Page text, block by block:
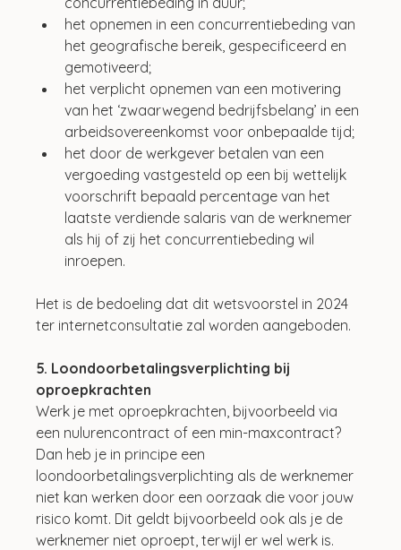
het opnemen in een concurrentiebeding van
het geografische bereik, gespecificeerd en
gemotiveerd;
het verplicht opnemen van een motivering
van het ‘zwaarwegend bedrijfsbelang’ in een
arbeidsovereenkomst voor onbepaalde tijd;
het door de werkgever betalen van een
vergoeding vastgesteld op een bij wettelijk
voorschrift bepaald percentage van het
laatste verdiende salaris van de werknemer
als hij of zij het concurrentiebeding wil
inroepen.
Het is de bedoeling dat dit wetsvoorstel in 2024
ter internetconsultatie zal worden aangeboden.
5. Loondoorbetalingsverplichting bij
oproepkrachten
Werk je met oproepkrachten, bijvoorbeeld via
een nulurencontract of een min-maxcontract?
Dan heb je in principe een
loondoorbetalingsverplichting als de werknemer
niet kan werken door een oorzaak die voor jouw
risico komt. Dit geldt bijvoorbeeld ook als je de
werknemer niet oproept, terwijl er wel werk is.